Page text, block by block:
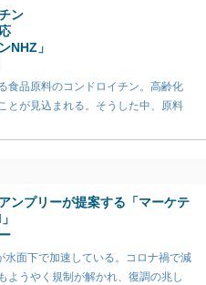
ン
NHZ」
食品原料のコンドロイチン。高齢化
とが見込まれる。そうした中、原料
ンプリーが提案する「マーケテ
水面下で加速している。コロナ禍で減
ようやく規制が解かれ、復調の兆し